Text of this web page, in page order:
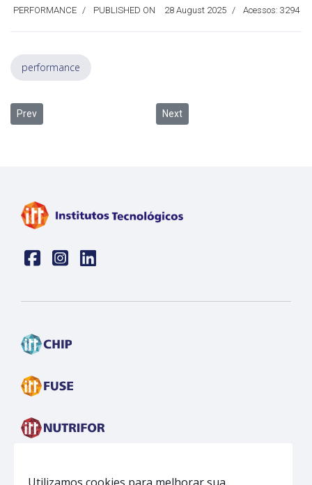
PERFORMANCE PUBLISHED ON 28 August 2025 Acessos: 3294
performance
Previous article: Concrete Show South America 2025
Prev Next article: Curso de Extensão |
Next